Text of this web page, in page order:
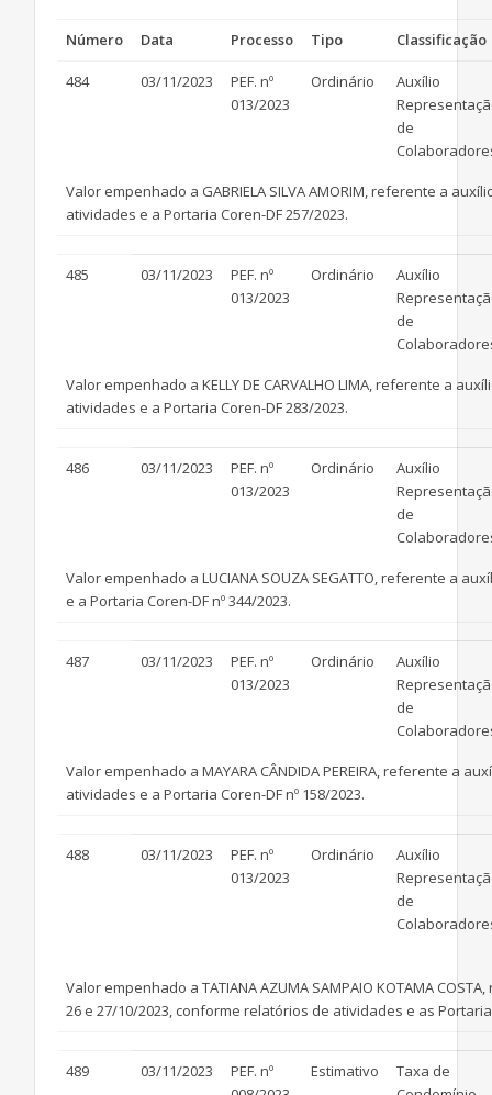
Número Data Processo Tipo Classificação
484 03/11/2023
PEF. nº
013/2023
Ordinário
Auxílio
de
Valor empenhado a GABRIELA SILVA AMORIM, referente a
atividades e a Portaria Coren-DF 257/2023.
485 03/11/2023
PEF. nº
013/2023
Ordinário
Auxílio
de
Valor empenhado a KELLY DE CARVALHO LIMA, referente a
atividades e a Portaria Coren-DF 283/2023.
486 03/11/2023
PEF. nº
013/2023
Ordinário
Auxílio
de
Valor empenhado a LUCIANA SOUZA SEGATTO, referente a
e a Portaria Coren-DF nº 344/2023.
487 03/11/2023
PEF. nº
013/2023
Ordinário
Auxílio
de
Valor empenhado a MAYARA CÂNDIDA PEREIRA, referente a
atividades e a Portaria Coren-DF nº 158/2023.
488 03/11/2023
PEF. nº
013/2023
Ordinário
Auxílio
de
Valor empenhado a TATIANA AZUMA SAMPAIO KOTAMA
26 e 27/10/2023, conforme relatórios de atividades e as
489 03/11/2023
PEF. nº
Estimativo
Taxa de